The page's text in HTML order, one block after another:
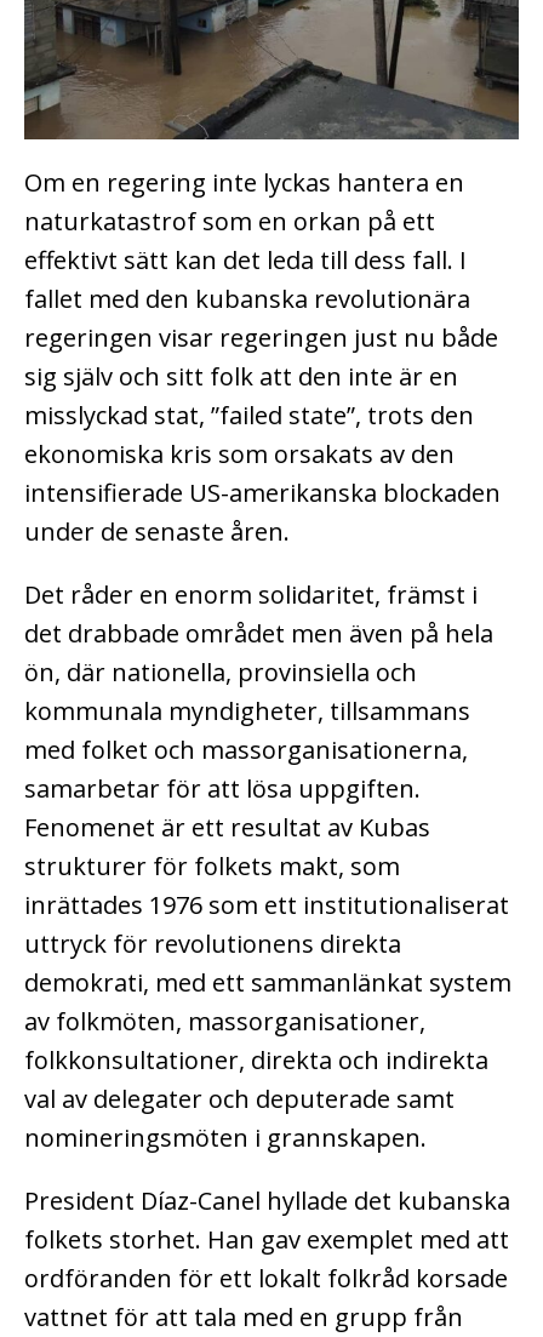
Om en regering inte lyckas hantera en
naturkatastrof som en orkan på ett
effektivt sätt kan det leda till dess fall. I
fallet med den kubanska revolutionära
regeringen visar regeringen just nu både
sig själv och sitt folk att den inte är en
misslyckad stat, ”failed state”, trots den
ekonomiska kris som orsakats av den
intensifierade US-amerikanska blockaden
under de senaste åren.
Det råder en enorm solidaritet, främst i
det drabbade området men även på hela
ön, där nationella, provinsiella och
kommunala myndigheter, tillsammans
med folket och massorganisationerna,
samarbetar för att lösa uppgiften.
Fenomenet är ett resultat av Kubas
strukturer för folkets makt, som
inrättades 1976 som ett institutionaliserat
uttryck för revolutionens direkta
demokrati, med ett sammanlänkat system
av folkmöten, massorganisationer,
folkkonsultationer, direkta och indirekta
val av delegater och deputerade samt
nomineringsmöten i grannskapen.
President Díaz-Canel hyllade det kubanska
folkets storhet. Han gav exemplet med att
ordföranden för ett lokalt folkråd korsade
vattnet för att tala med en grupp från